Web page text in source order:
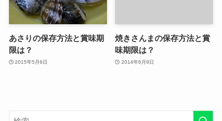
あさりの保存方法と賞味期
限は？
2015年5月6日
焼きさんまの保存方法と賞
味期限は？
2014年6月9日